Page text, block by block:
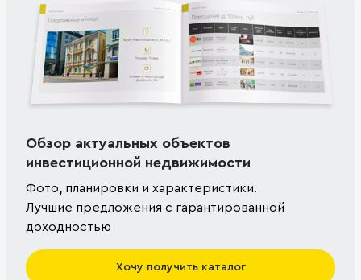
Обзор актуальных объектов
инвестиционной недвижимости
Фото, планировки и характеристики.
Лучшие предложения с гарантированной
доходностью
Хочу получить каталог